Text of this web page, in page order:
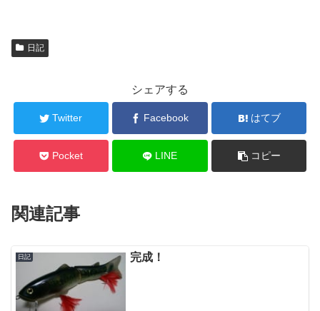
日記
シェアする
Twitter Facebook はてブ
Pocket LINE コピー
関連記事
日記 完成！